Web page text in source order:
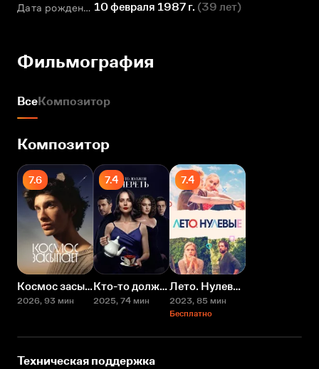
Дата рождения 10 февраля 1987 г. (39 лет)
Фильмография
ВсеКомпозитор
Композитор
7.6
Космос засыпает
2026, 93 мин
7.4
Кто-то должен умереть
2025, 74 мин
7.4
Лето. Нулевые
2023, 85 мин
Бесплатно
Техническая поддержка